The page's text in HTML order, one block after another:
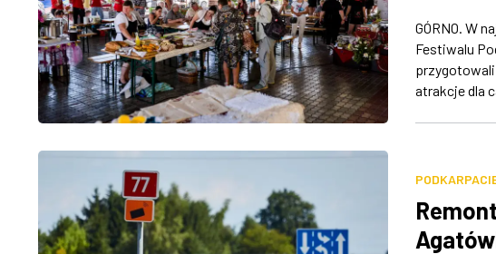
GÓRNO. W
Festiwalu
atrakcje dla